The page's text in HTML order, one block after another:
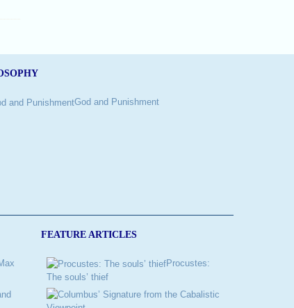
God and Punishment
FEATURE ARTICLES
Procustes:
The souls’ thief